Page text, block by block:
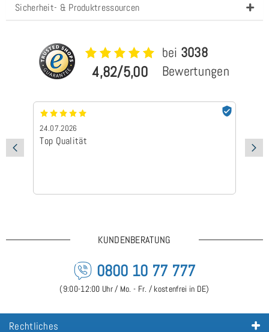
Sicherheit- & Produktressourcen
4,82/5,00
bei 3038
Bewertungen
24.07.2026
Top Qualität
KUNDENBERATUNG
0800 10 77 777
(9:00-12:00 Uhr / Mo. - Fr. / kostenfrei in DE)
Rechtliches